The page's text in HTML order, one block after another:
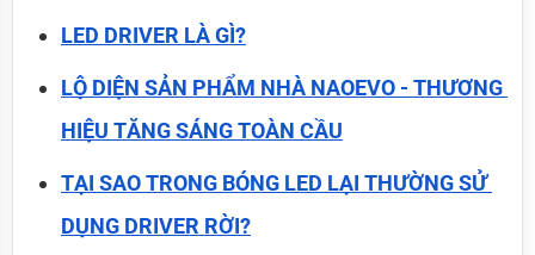
LED DRIVER LÀ GÌ?
LỘ DIỆN SẢN PHẨM NHÀ NAOEVO - THƯƠNG
HIỆU TĂNG SÁNG TOÀN CẦU
TẠI SAO TRONG BÓNG LED LẠI THƯỜNG SỬ
DỤNG DRIVER RỜI?